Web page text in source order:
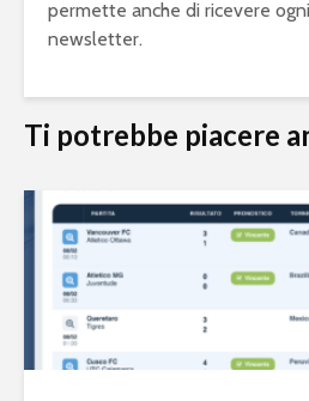
permette anche di ricevere
newsletter.
Ti potrebbe piacere